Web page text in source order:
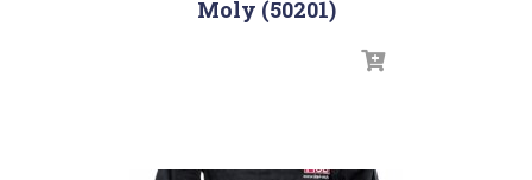
Moly (50201)